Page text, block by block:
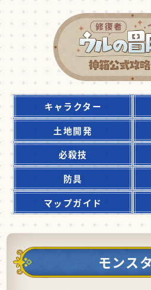
キャラクター
土地開発
必殺技
防具
マップガイド
モンス